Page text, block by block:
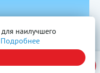
₽
ООО «Моя аптека». Публикация с
запрещена.
01125-54/00269824.
наилучшего
Подробнее
Новый